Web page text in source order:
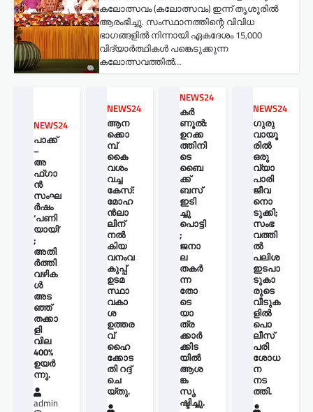
കലോത്സവം (കലോത്സവം) ഇന്ന് തൃശൂരിൽ
ആരംഭിച്ചു. സംസ്ഥാനത്തിന്റെ വിവിധ
ഭാഗങ്ങളിൽ നിന്നായി ഏകദേശം 15,000
വിദ്യാർത്ഥികൾ പങ്കെടുക്കുന്ന
കലോത്സവത്തിൽ…
NEWS24
പാക്ക്
–
അ
ഫ്ഗാ
ൻ
സംഘ
ർഷം
‘പണി
യായി’
;
അതി
ർത്തി
വഴിക
ൾ
അട
ഞ്ഞ്
തക്കാ
ളി
വില
400%
ഉയർ
ന്നു.
admin
NEWS24
ആന
ക്കൊ
മ്പ്
കൈ
വശം
വച്ച
കേസ്:
മോഹ
ന്‍ലാ
ലിന്
നൽ
കിയ
വനംവ
കുപ്പ്
ഉടമ
സ്ഥാ
വകാ
ശ
ഉത്തര
വ്
ഹൈ
ക്കോട
തി റദ്ദ്
ചെ
യ്തു.
NEWS24
കർ
ണൂൽ:
ഉറക്ക
ത്തിനി
ടെ
ബൈ
ക്ക്
ബസ്
ഇടി
ച്ചു
പൊട്ടി
;
ജനാ
ല
തകർ
ന്ന
തോ
ടെ
യാ
ത്ര
ക്കാർ
ക്കിട
യിൽ
ആശ
ങ്ക
സൃ
ഷ്ടിച്ചു.
NEWS24
ഗുരു
വായൂ
രില്‍
ഒരു
വ്യാ
പാരി
ജീവ
നൊ
ടുക്കി;
സംഭ
വത്തി
ല്‍
പലിശ
ഇടപാ
ടുകാ
രുടെ
വീടുക
ളില്‍
പൊ
ലീസ്
പരി
ശോധ
ന
നട
ത്തി.